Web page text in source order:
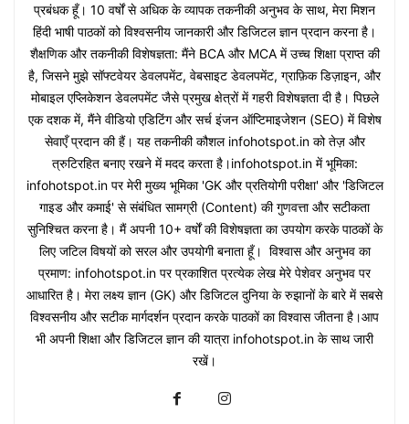
प्रबंधक हूँ। 10 वर्षों से अधिक के व्यापक तकनीकी अनुभव के साथ, मेरा मिशन
हिंदी भाषी पाठकों को विश्वसनीय जानकारी और डिजिटल ज्ञान प्रदान करना है।
शैक्षणिक और तकनीकी विशेषज्ञता: मैंने BCA और MCA में उच्च शिक्षा प्राप्त की
है, जिसने मुझे सॉफ्टवेयर डेवलपमेंट, वेबसाइट डेवलपमेंट, ग्राफ़िक डिज़ाइन, और
मोबाइल एप्लिकेशन डेवलपमेंट जैसे प्रमुख क्षेत्रों में गहरी विशेषज्ञता दी है। पिछले
एक दशक में, मैंने वीडियो एडिटिंग और सर्च इंजन ऑप्टिमाइजेशन (SEO) में विशेष
सेवाएँ प्रदान की हैं। यह तकनीकी कौशल infohotspot.in को तेज़ और
त्रुटिरहित बनाए रखने में मदद करता है।infohotspot.in में भूमिका:
infohotspot.in पर मेरी मुख्य भूमिका 'GK और प्रतियोगी परीक्षा' और 'डिजिटल
गाइड और कमाई' से संबंधित सामग्री (Content) की गुणवत्ता और सटीकता
सुनिश्चित करना है। मैं अपनी 10+ वर्षों की विशेषज्ञता का उपयोग करके पाठकों के
लिए जटिल विषयों को सरल और उपयोगी बनाता हूँ। विश्वास और अनुभव का
प्रमाण: infohotspot.in पर प्रकाशित प्रत्येक लेख मेरे पेशेवर अनुभव पर
आधारित है। मेरा लक्ष्य ज्ञान (GK) और डिजिटल दुनिया के रुझानों के बारे में सबसे
विश्वसनीय और सटीक मार्गदर्शन प्रदान करके पाठकों का विश्वास जीतना है।आप
भी अपनी शिक्षा और डिजिटल ज्ञान की यात्रा infohotspot.in के साथ जारी
रखें।